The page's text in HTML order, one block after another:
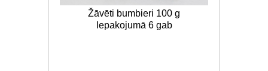
Žāvēti bumbieri 100 g
Iepakojumā 6 gab